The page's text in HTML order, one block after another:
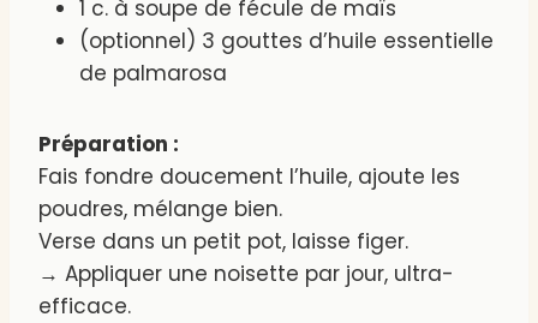
1 c. à soupe de fécule de maïs
(optionnel) 3 gouttes d’huile essentielle
de palmarosa
Préparation :
Fais fondre doucement l’huile, ajoute les
poudres, mélange bien.
Verse dans un petit pot, laisse figer.
→ Appliquer une noisette par jour, ultra-
efficace.